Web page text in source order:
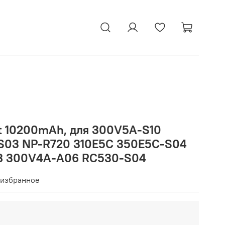
10200mAh, для 300V5A-S10
NP-R720 310E5C 350E5C-S04
300V4A-A06 RC530-S04